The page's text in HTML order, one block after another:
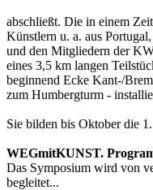
abschließt. Die in einem
Künstlern u. a. aus
und den Mitgliedern der
eines 3,5 km langen
beginnend Ecke Kant-/
zum Humbergturm -
Sie bilden bis Oktober die
WEGmitKUNST.
Das Symposium wird von
begleitet...